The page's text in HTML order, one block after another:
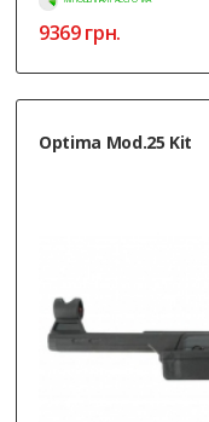
9369грн.
Optima Mod.25 Kit